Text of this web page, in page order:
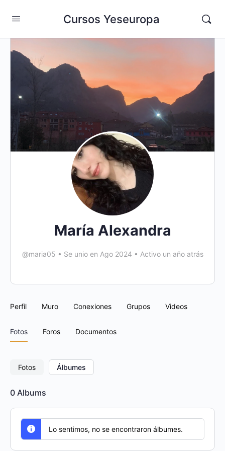
Cursos Yeseuropa
María Alexandra
@maria05 • Se unio en Ago 2024 • Activo un año atrás
Perfil Muro Conexiones Grupos Videos
Fotos Foros Documentos
Fotos Álbumes
0 Albums
Lo sentimos, no se encontraron álbumes.